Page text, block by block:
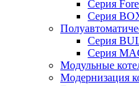
Серия
Серия
Серия
Серия
Модульные
Модернизация